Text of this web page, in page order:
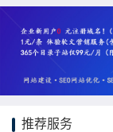
推荐服务